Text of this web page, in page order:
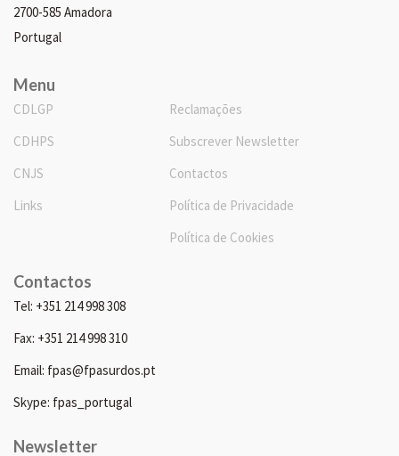
2700-585 Amadora
Portugal
Menu
CDLGP
CDHPS
CNJS
Links
Reclamações
Subscrever Newsletter
Contactos
Política de Privacidade
Política de Cookies
Contactos
Tel: +351 214 998 308
Fax: +351 214 998 310
Email: fpas@fpasurdos.pt
Skype: fpas_portugal
Newsletter